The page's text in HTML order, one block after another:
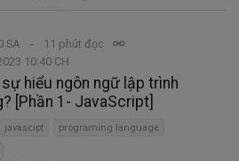
SA
11 phút đọc
10:40 CH
hiểu ngôn ngữ lập trình
[Phần 1- JavaScript]
javascipt programing language